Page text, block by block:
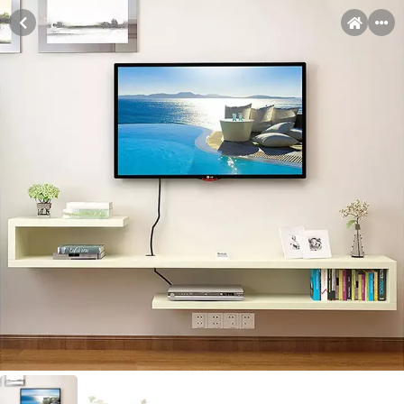
Račun
Pomoć pri kupovini
Kupovina na rate
Kupovina na rate
Sve je lakše kad se podijeli!
Kupovinu na rate možete obaviti ukoliko posjedujete jednu od
slikovito prikazanih kartica ispod.